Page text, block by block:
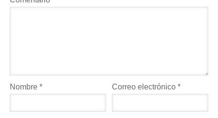
Nombre * Correo electrónico*